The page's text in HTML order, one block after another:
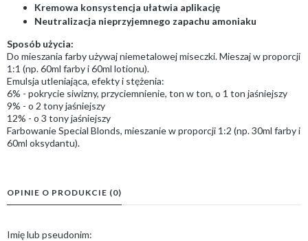
Kremowa konsystencja ułatwia aplikację
Neutralizacja nieprzyjemnego zapachu amoniaku
Sposób użycia:
Do mieszania farby używaj niemetalowej miseczki. Mieszaj w proporcji
1:1 (np. 60ml farby i 60ml lotionu).
Emulsja utleniająca, efekty i stężenia:
6% - pokrycie siwizny, przyciemnienie, ton w ton, o 1 ton jaśniejszy
9% - o 2 tony jaśniejszy
12% - o 3 tony jaśniejszy
Farbowanie Special Blonds, mieszanie w proporcji 1:2 (np. 30ml farby i
60ml oksydantu).
OPINIE O PRODUKCIE (0)
Imię lub pseudonim: